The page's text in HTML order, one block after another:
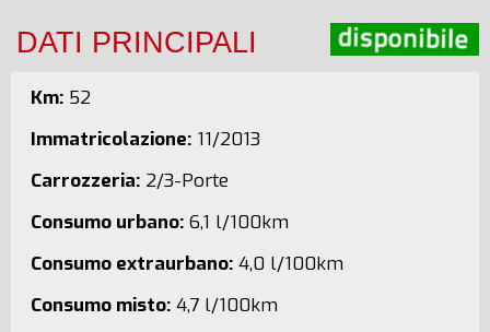
DATI PRINCIPALI
Km: 52
Immatricolazione: 11/2013
Carrozzeria: 2/3-Porte
Consumo urbano: 6,1 l/100km
Consumo extraurbano: 4,0 l/100km
Consumo misto: 4,7 l/100km